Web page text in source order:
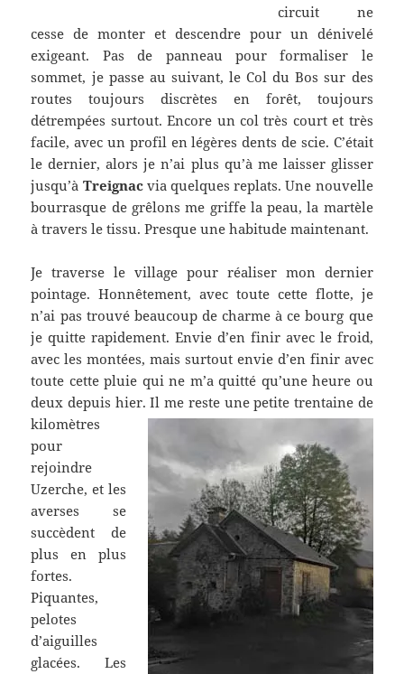
circuit ne
cesse de monter et descendre pour un dénivelé
exigeant. Pas de panneau pour formaliser le
sommet, je passe au suivant, le Col du Bos sur des
routes toujours discrètes en forêt, toujours
détrempées surtout. Encore un col très court et très
facile, avec un profil en légères dents de scie. C’était
le dernier, alors je n’ai plus qu’à me laisser glisser
jusqu’à Treignacvia quelques replats. Une nouvelle
bourrasque de grêlons me griffe la peau, la martèle
à travers le tissu. Presque une habitude maintenant.
Je traverse le village pour réaliser mon dernier
pointage. Honnêtement, avec toute cette flotte, je
n’ai pas trouvé beaucoup de charme à ce bourg que
je quitte rapidement. Envie d’en finir avec le froid,
avec les montées, mais surtout envie d’en finir avec
toute cette pluie qui ne m’a quitté qu’une heure ou
deux depuis hier.Il me reste une petite trentaine de
kilomètres
pour
rejoindre
Uzerche, et les
averses se
succèdent de
plus en plus
fortes.
Piquantes,
pelotes
d’aiguilles
glacées. Les